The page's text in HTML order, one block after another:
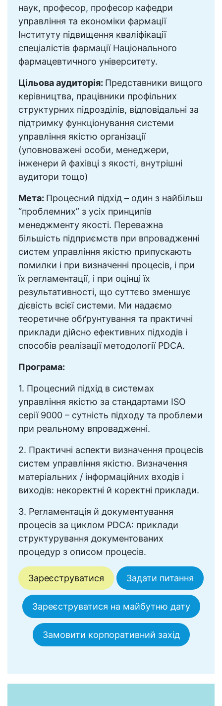
наук, професор, професор кафедри
управління та економіки фармації
Інституту підвищення кваліфікації
спеціалістів фармації Національного
фармацевтичного університету.
Цільова аудиторія: Представники вищого
керівництва, працівники профільних
структурних підрозділів, відповідальні за
підтримку функціонування системи
управління якістю організації
(уповноважені особи, менеджери,
інженери й фахівці з якості, внутрішні
аудитори тощо)
Мета: Процесний підхід – один з найбільш
“проблемних” з усіх принципів
менеджменту якості. Переважна
більшість підприємств при впровадженні
систем управління якістю припускають
помилки і при визначенні процесів, і при
їх регламентації, і при оцінці їх
результативності, що суттєво зменшує
дієвість всієї системи. Ми надаємо
теоретичне обґрунтування та практичні
приклади дійсно ефективних підходів і
способів реалізації методології PDCA.
Програма:
1. Процесний підхід в системах
управління якістю за стандартами ISO
серії 9000 – сутність підходу та проблеми
при реальному впровадженні.
2. Практичні аспекти визначення процесів
систем управління якістю. Визначення
матеріальних / інформаційних входів і
виходів: некоректні й коректні приклади.
3. Регламентація й документування
процесів за циклом PDCA: приклади
структурування документованих
процедур з описом процесів.
Зареєструватися Задати питання
Зареєструватися на майбутню дату
Замовити корпоративний захід